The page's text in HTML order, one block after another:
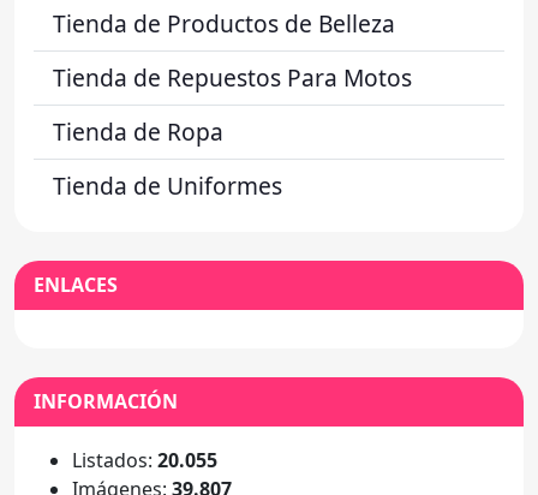
Tienda de Productos de Belleza
Tienda de Repuestos Para Motos
Tienda de Ropa
Tienda de Uniformes
ENLACES
INFORMACIÓN
Listados: 20.055
Imágenes: 39.807